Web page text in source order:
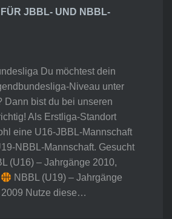
JBBL- UND NBBL-
Du möchtest dein
Niveau unter
Dann bist du bei unseren
Als Erstliga-Standort
eine U16-JBBL-Mannschaft
NBBL-Mannschaft. Gesucht
(U16) – Jahrgänge 2010,
NBBL (U19) – Jahrgänge
Nutze diese…